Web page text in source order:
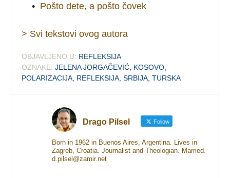
• Pošto dete, a pošto čovek
> Svi tekstovi ovog autora
OBJAVLJENO U: REFLEKSIJA
OZNAKE: JELENA JORGAČEVIĆ KOSOVO
POLARIZACIJA REFLEKSIJA ,SRBIJA ,TURSKA
Drago Pilsel Follow
Born in 1962 in Buenos Aires, Argentina. Lives in
Zagreb, Croatia. Journalist and Theologian. Married.
d.pilsel@zamir.net